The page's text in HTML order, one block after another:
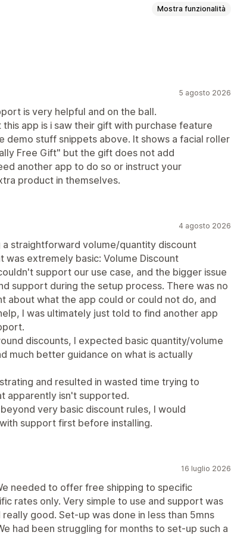
Pacchetti di prodotti
Codice personalizzato
Localizzazione Campagne
Trigger e regole
Mostra funzionalità
personalizzati
Scaglioni di quantità Sconti
forfettari Sconti percentuali Sconti sul carrello
uno, prendi due
5 agosto 2026
is very helpful and on the ball.
app is i saw their gift with purchase feature
demo stuff snippets above. It shows a facial roller
Free Gift" but the gift does not add
another app to do so or instruct your
product in themselves.
4 agosto 2026
a straightforward volume/quantity discount
was extremely basic: Volume Discount
support our use case, and the bigger issue
support during the setup process. There was no
about what the app could or could not do, and
I was ultimately just told to find another app
discounts, I expected basic quantity/volume
much better guidance on what is actually
and resulted in wasted time trying to
apparently isn't supported.
very basic discount rules, I would
support first before installing.
16 luglio 2026
needed to offer free shipping to specific
rates only. Very simple to use and support was
good. Set-up was done in less than 5mns
had been struggling for months to set-up such a